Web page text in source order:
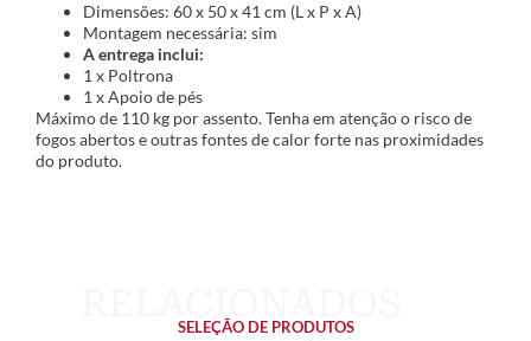
Dimensões: 60 x 50 x 41 cm (L x P x A)
Montagem necessária: sim
A entrega inclui:
1 x Poltrona
1 x Apoio de pés
Máximo de 110 kg por assento. Tenha em atenção o risco de
fogos abertos e outras fontes de calor forte nas proximidades
do produto.
SELEÇÃO DE PRODUTOS